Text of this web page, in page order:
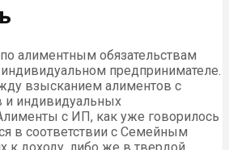
алиментным обязательствам
предпринимателе.
взысканием алиментов с
и индивидуальных
с ИП, как уже говорилось
в соответствии с Семейным
к доходу, либо же в твердой